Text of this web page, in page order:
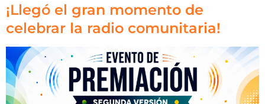
¡Llegó el gran momento de
celebrar la radio comunitaria!